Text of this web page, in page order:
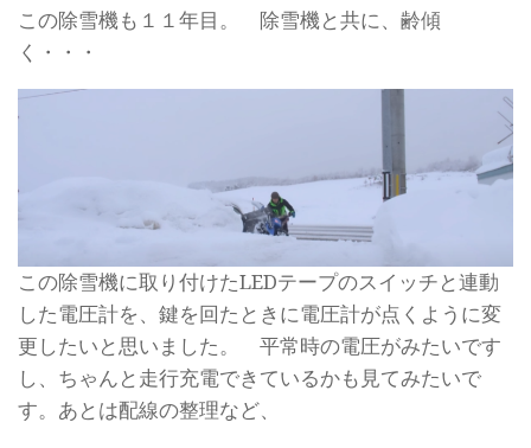
この除雪機も１１年目。 除雪機と共に、齢傾
く・・・
この除雪機に取り付けたLEDテープのスイッチと連動
した電圧計を、鍵を回たときに電圧計が点くように変
更したいと思いました。 平常時の電圧がみたいです
し、ちゃんと走行充電できているかも見てみたいで
す。あとは配線の整理など、